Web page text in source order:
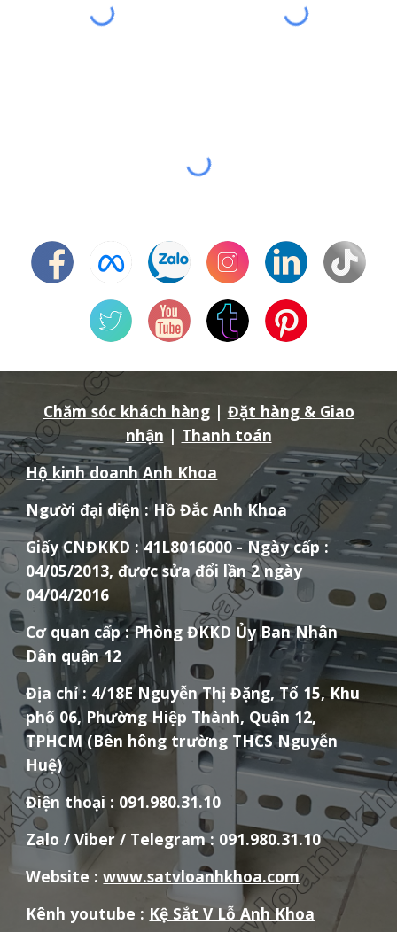
Chăm sóc khách hàng| Đặt hàng & Giao
nhận | Thanh toán
Hộ kinh doanh Anh Khoa
Người đại diện : Hồ Đắc Anh Khoa
Giấy CNĐKKD : 41L8016000 - Ngày cấp :
04/05/2013, được sửa đổi lần 2 ngày
04/04/2016
Cơ quan cấp : Phòng ĐKKD Ủy Ban Nhân
Dân quận 12
Địa chỉ : 4/18E Nguyễn Thị Đặng, Tổ 15, Khu
phố 06, Phường Hiệp Thành, Quận 12,
TPHCM (Bên hông trường THCS Nguyễn
Huệ)
Điện thoại : 091.980.31.10
Zalo / Viber / Telegram: 091.980.31.10
Website :www.satvloanhkhoa.com
Kênh youtube : Kệ Sắt V Lỗ Anh Khoa